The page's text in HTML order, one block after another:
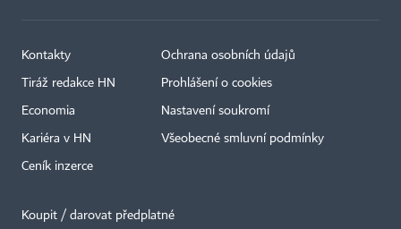
Kontakty
Tiráž redakce HN
Economia
Kariéra v HN
Ceník inzerce
Ochrana osobních údajů
Prohlášení o cookies
Nastavení soukromí
Všeobecné smluvní podmínky
Koupit / darovat předplatné